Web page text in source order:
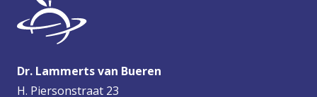
Dr. Lammerts van Bueren
H. Piersonstraat 23